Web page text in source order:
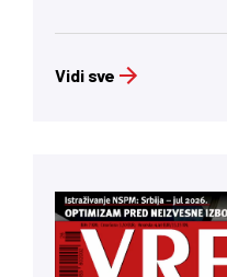
Vidi sve